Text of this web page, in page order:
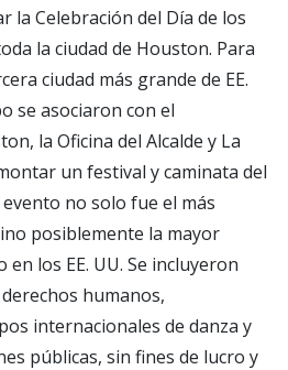
la Celebración del Día de los
la ciudad de Houston. Para
ciudad más grande de EE.
se asociaron con el
la Oficina del Alcalde y La
un festival y caminata del
no solo fue el más
posiblemente la mayor
los EE. UU. Se incluyeron
humanos,
internacionales de danza y
públicas, sin fines de lucro y